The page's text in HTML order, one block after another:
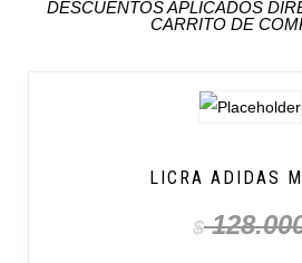
DESCUENTOS APLICADOS
CARRITO DE
LICRA ADIDAS
$